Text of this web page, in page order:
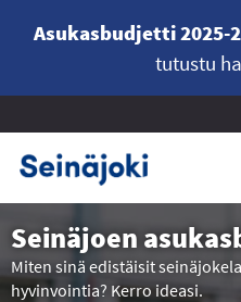
Asukasbudjetti
tutustu
Seinäjoen
Miten sinä edistäisit
hyvinvointia? Kerro ideasi.